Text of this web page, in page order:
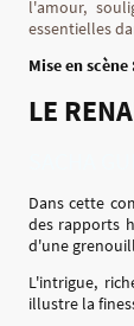
l'amour,
essentielles
Mise en
LE
Dans cette
des rapports
d'une
L'intrigue,
illustre la